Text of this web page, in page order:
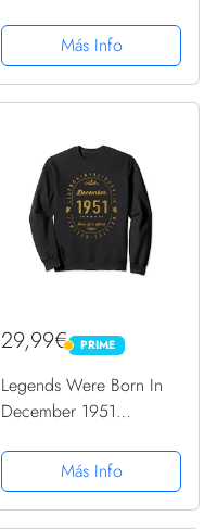
Más Info
29,99€ PRIME
PRIME
Legends Were Born In
December 1951
Más Info